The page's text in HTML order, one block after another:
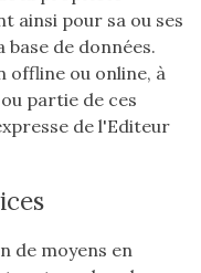
ainsi pour sa ou ses
de données.
offline ou online, à
partie de ces
de l'Editeur
de moyens en